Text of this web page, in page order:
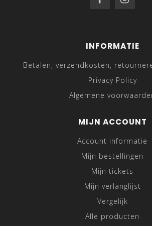
INFORMATIE
Betalen, verzendkosten,
Privacy Policy
Algemene
MIJN ACCOUNT
Account informatie
Mijn bestellingen
Mijn tickets
Mijn verlanglijst
Vergelijk
Alle producten